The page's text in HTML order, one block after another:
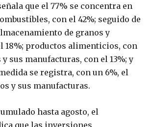
que el 77% se concentra en
con el 42%; seguido de
de granos y
18%; productos alimenticios, con
y sus manufacturas, con el 13%; y
se registra, con un 6%, el
y sus manufacturas.
hasta agosto, el